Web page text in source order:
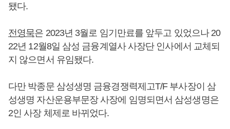
됐다.
전영묵은 2023년 3월로 임기만료를 앞두고 있었으나 20
22년 12월8일 삼성 금융계열사 사장단 인사에서 교체되
지 않으면서 유임됐다.
다만 박종문 삼성생명 금융경쟁력제고T/F 부사장이 삼
성생명 자산운용부문장 사장에 임명되면서 삼성생명은
2인 사장 체제로 바뀌었다.